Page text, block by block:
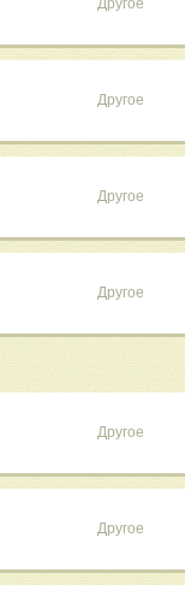
Другое
Другое
Другое
Другое
Другое
Другое